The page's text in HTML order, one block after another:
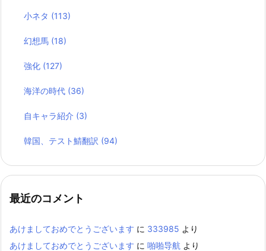
小ネタ (113)
幻想馬 (18)
強化 (127)
海洋の時代 (36)
自キャラ紹介 (3)
韓国、テスト鯖翻訳 (94)
最近のコメント
あけましておめでとうございます に 333985 より
あけましておめでとうございます に 啪啪导航 より